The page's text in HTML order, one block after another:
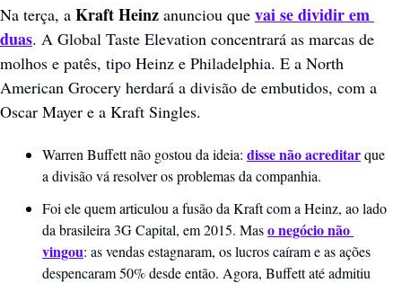
Na terça, a Kraft Heinz anunciou que vai se dividir em
duas. A Global Taste Elevation concentrará as marcas de
molhos e patês, tipo Heinz e Philadelphia. E a North
American Grocery herdará a divisão de embutidos, com a
Oscar Mayer e a Kraft Singles.
Warren Buffett não gostou da ideia: disse não acreditar que
a divisão vá resolver os problemas da companhia.
Foi ele quem articulou a fusão da Kraft com a Heinz, ao lado
da brasileira 3G Capital, em 2015. Mas o negócio não
vingou: as vendas estagnaram, os lucros caíram e as ações
despencaram 50% desde então. Agora, Buffett até admitiu